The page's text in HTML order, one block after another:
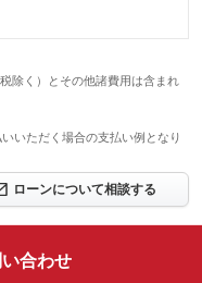
除く）とその他諸費用は含まれ
いただく場合の支払い例となり
ローンについて相談する
合わせ